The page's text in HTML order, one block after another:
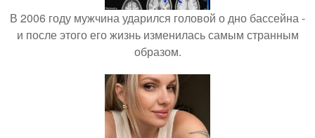
В 2006 году мужчина ударился головой о дно бассейна -
и после этого его жизнь изменилась самым странным
образом.